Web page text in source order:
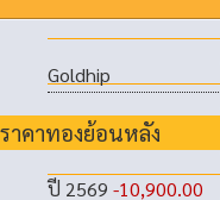
Goldhip
ราคาทองย้อนหลัง
ปี 2569 -10,900.00